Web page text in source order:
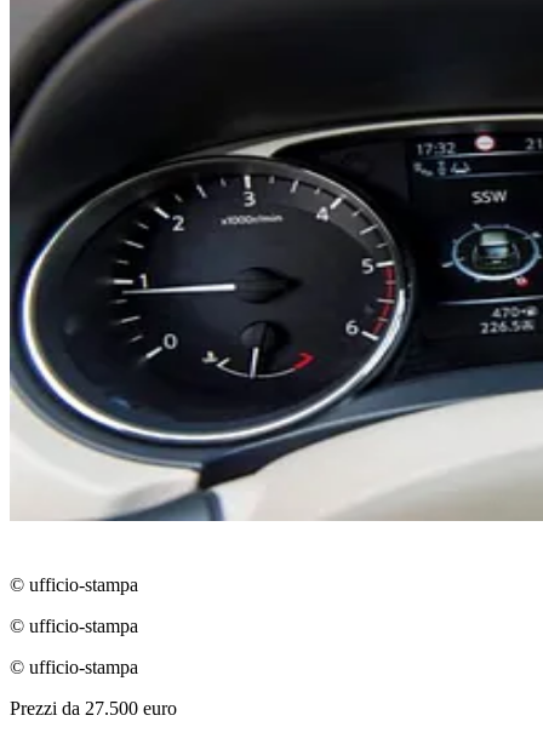
© ufficio-stampa
© ufficio-stampa
© ufficio-stampa
Prezzi da 27.500 euro